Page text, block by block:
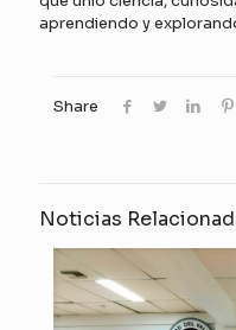
aprendiendo y
Share
Noticias